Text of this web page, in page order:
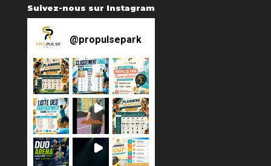
Suivez-nous sur Instagram
@propulsepark